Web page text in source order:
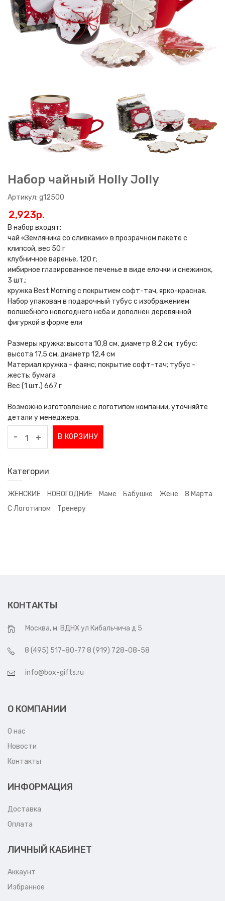
Набор чайный Holly Jolly
Артикул: g12500
2,923p.
В набор входят:
чай «Земляника со сливками» в прозрачном пакете с
клипсой, вес 50 г
клубничное варенье, 120 г;
имбирное глазированное печенье в виде елочки и снежинок,
3 шт.;
кружка Best Morning с покрытием софт-тач, ярко-красная.
Набор упакован в подарочный тубус с изображением
волшебного новогоднего неба и дополнен деревянной
фигуркой в форме ели
Размеры кружка: высота 10,8 см, диаметр 8,2 см; тубус:
высота 17,5 см, диаметр 12,4 см
Материал кружка - фаянс; покрытие софт-тач; тубус -
жесть; бумага
Вес (1 шт.) 667 г
Возможно изготовление с логотипом компании, уточняйте
детали у менеджера.
- + В КОРЗИНУ
Категории
ЖЕНСКИЕ НОВОГОДНИЕ Маме Бабушке Жене
8 Марта
С Логотипом
Тренеру
КОНТАКТЫ
Москва, м. ВДНХ ул Кибальчича д 5
8 (495) 517-80-77 8 (919) 728-08-58
info@box-gifts.ru
О КОМПАНИИ
О нас
Новости
Контакты
ИНФОРМАЦИЯ
Доставка
Оплата
ЛИЧНЫЙ КАБИНЕТ
Аккаунт
Избранное